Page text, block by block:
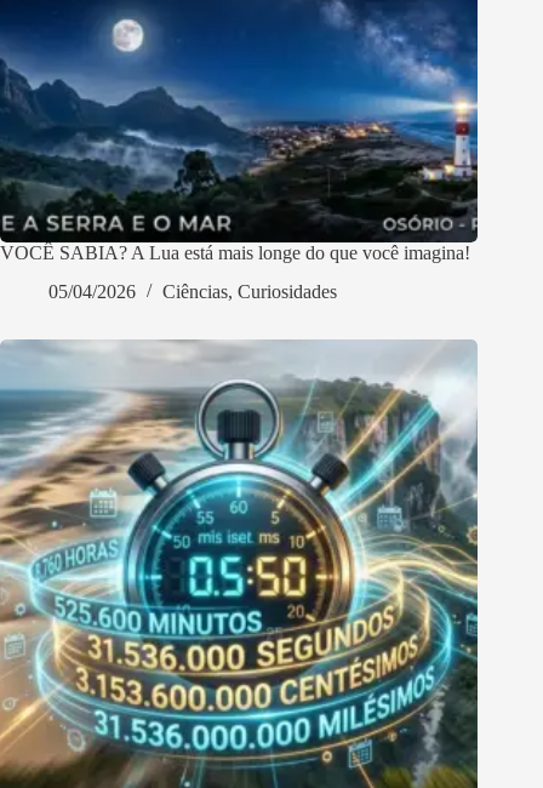
VOCÊ SABIA? A Lua está mais longe do que você imagina!
05/04/2026
Ciências, Curiosidades